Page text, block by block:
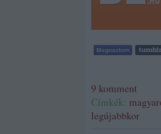
9 komment
Címkék:
legújabbkor